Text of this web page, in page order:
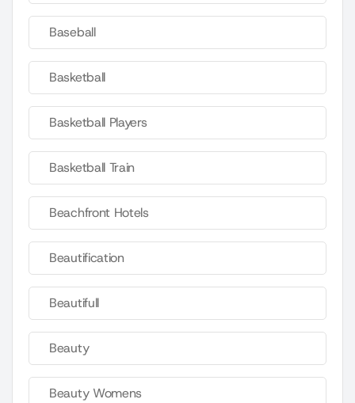
Baseball
Basketball
Basketball Players
Basketball Train
Beachfront Hotels
Beautification
Beautifull
Beauty
Beauty Womens